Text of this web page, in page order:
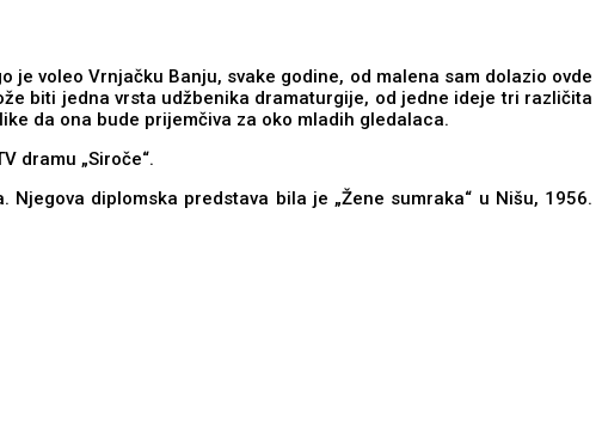
je voleo Vrnjačku Banju, svake godine, od malena sam dolazio ovde
biti jedna vrsta udžbenika dramaturgije, od jedne ideje tri različita
da ona bude prijemčiva za oko mladih gledalaca.
dramu „Siroče“.
diplomska predstava bila je „Žene sumraka“ u Nišu, 1956.